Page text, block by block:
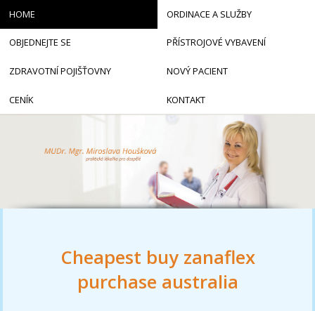
Cheapest buy zanaflex
purchase australia
HOME ORDINACE A SLUŽBY
OBJEDNEJTE SE PŘÍSTROJOVÉ VYBAVENÍ
ZDRAVOTNÍ POJIŠŤOVNY NOVÝ PACIENT
CENÍK KONTAKT